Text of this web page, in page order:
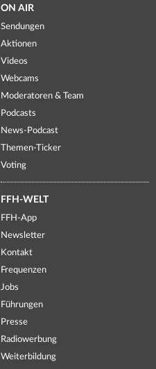
ON AIR
Sendungen
Aktionen
Videos
Webcams
Moderatoren & Team
Podcasts
News-Podcast
Themen-Ticker
Voting
FFH-WELT
FFH-App
Newsletter
Kontakt
Frequenzen
Jobs
Führungen
Presse
Radiowerbung
Weiterbildung